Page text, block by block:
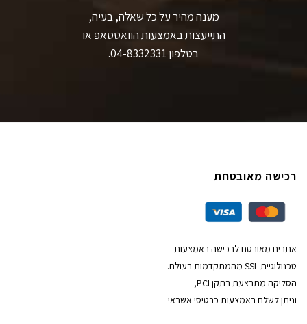
מענה מהיר על כל שאלה, בעיה,
התייעצות באמצעות הוואטסאפ או
בטלפון 04-8332331.
רכישה מאובטחת
אתרינו מאובטח לרכישה באמצעות
טכנולוגיית SSL מהמתקדמות בעולם.
הסליקה מתבצעת בתקן PCI,
וניתן לשלם באמצעות כרטיסי אשראי